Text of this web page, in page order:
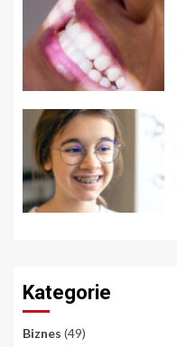
Kategorie
Biznes (49)